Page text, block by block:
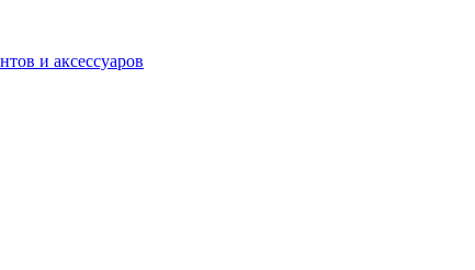
и аксессуаров